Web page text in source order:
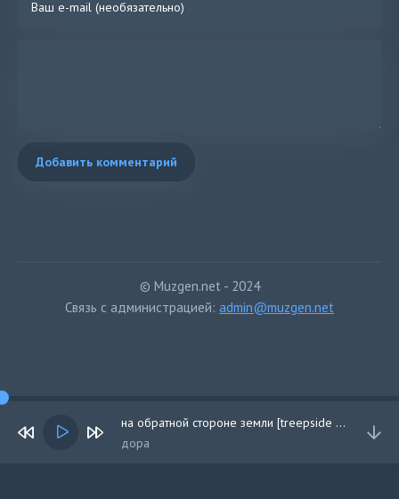
Добавить комментарий
© Muzgen.net - 2024
Связь с администрацией: admin@muzgen.net
на обратной стороне земли [treepside remix]
дора